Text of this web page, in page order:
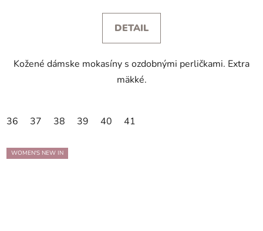
DETAIL
Kožené dámske mokasíny s ozdobnými perličkami. Extra
mäkké.
36 37 38 39 40 41
WOMEN'S NEW IN